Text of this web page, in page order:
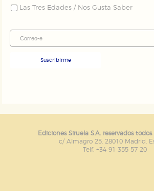
Las Tres Edades / Nos Gusta Saber
Suscribirme
Ediciones Siruela S.A. reservados todos
c/ Almagro 25. 28010 Madrid.
Telf. +34 91 355 57 20